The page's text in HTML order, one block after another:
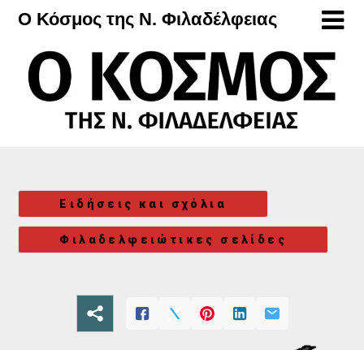
Μετάβαση
περιεχόμενο
Ο Κόσμος της Ν. Φιλαδέλφειας
Ειδήσεις και σχόλια
Φιλαδελφειώτικες σελίδες